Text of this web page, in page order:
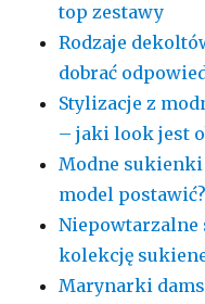
top zestawy
Rodzaje
dobrać
Stylizacje z
– jaki look jest
Modne sukienki
model postawić?
Niepowtarzalne
kolekcję
Marynarki